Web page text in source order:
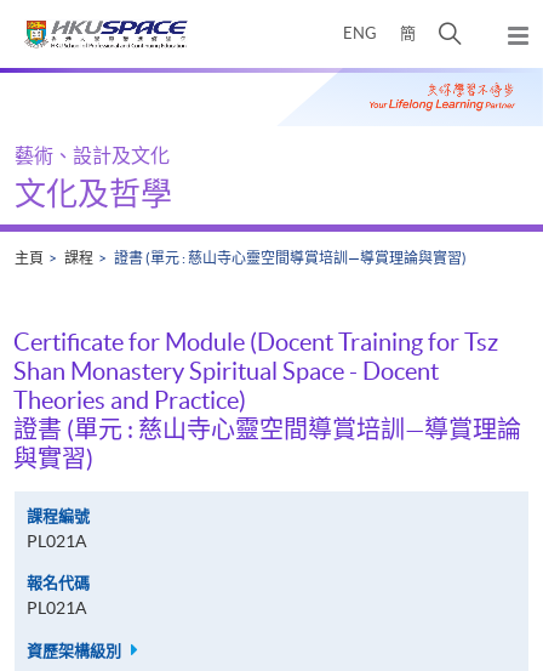
ENG 簡
開
搜
尋
彈
出
主
Main
藝術、設計及文化
文化及哲學
主頁 課程 證書 (單元 : 慈山寺心靈空間導賞培訓—導賞理論與實習)
Certificate for Module (Docent Training for Tsz
Shan Monastery Spiritual Space - Docent
Theories and Practice)
證書 (單元 : 慈山寺心靈空間導賞培訓—導賞理論
與實習)
課程編號
PL021A
報名代碼
PL021A
資歷架構級別